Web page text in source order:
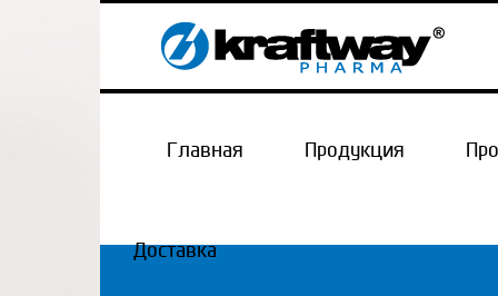
Главная Продукция
Доставка